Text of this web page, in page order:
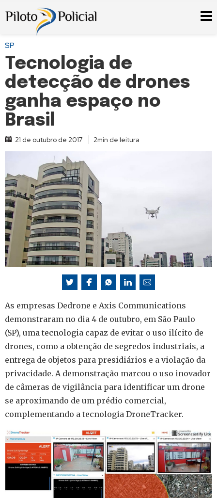
SP
Tecnologia de
detecção de drones
ganha espaço no
Brasil
21 de outubro de 2017 2min de leitura
As empresas Dedrone e Axis Communications
demonstraram no dia 4 de outubro, em São Paulo
(SP), uma tecnologia capaz de evitar o uso ilícito de
drones, como a obtenção de segredos industriais, a
entrega de objetos para presidiários e a violação da
privacidade. A demonstração marcou o uso inovador
de câmeras de vigilância para identificar um drone
se aproximando de um prédio comercial,
complementando a tecnologia DroneTracker.